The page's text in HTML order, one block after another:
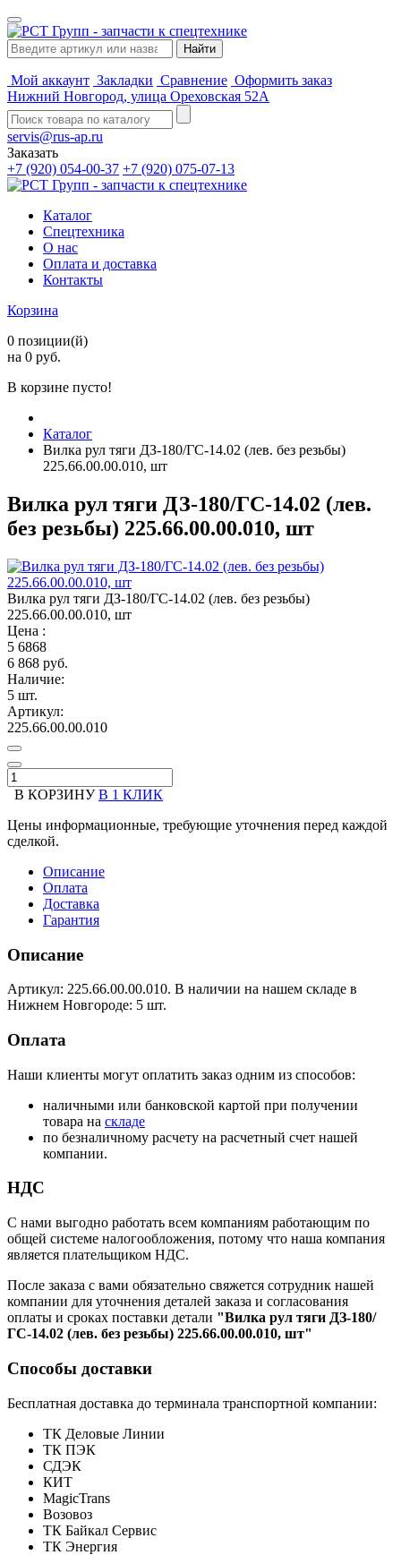
Мой аккаунт Закладки Сравнение Оформить заказ
Нижний Новгород, улица Ореховская 52А
servis@rus-ap.ru
Заказать
+7 (920) 054-00-37 +7 (920) 075-07-13
Каталог
Спецтехника
О нас
Оплата и доставка
Контакты
Корзина
0 позиции(й)
на 0 руб.
В корзине пусто!
Каталог
Вилка рул тяги ДЗ-180/ГС-14.02 (лев. без резьбы)
225.66.00.00.010, шт
Вилка рул тяги ДЗ-180/ГС-14.02 (лев.
без резьбы) 225.66.00.00.010, шт
Вилка рул тяги ДЗ-180/ГС-14.02 (лев. без резьбы)
225.66.00.00.010, шт
Цена :
5 6868
6 868 руб.
Наличие:
5 шт.
Артикул:
225.66.00.00.010
В КОРЗИНУ В 1 КЛИК
Цены информационные, требующие уточнения перед каждой
сделкой.
Описание
Оплата
Доставка
Гарантия
Описание
Артикул: 225.66.00.00.010. В наличии на нашем складе в
Нижнем Новгороде: 5 шт.
Оплата
Наши клиенты могут оплатить заказ одним из способов:
наличными или банковской картой при получении
товара на складе
по безналичному расчету на расчетный счет нашей
компании.
НДС
С нами выгодно работать всем компаниям работающим по
общей системе налогообложения, потому что наша компания
является плательщиком НДС.
После заказа с вами обязательно свяжется сотрудник нашей
компании для уточнения деталей заказа и согласования
оплаты и сроках поставки детали "Вилка рул тяги ДЗ-180/
ГС-14.02 (лев. без резьбы) 225.66.00.00.010, шт"
Способы доставки
Бесплатная доставка до терминала транспортной компании:
ТК Деловые Линии
ТК ПЭК
СДЭК
КИТ
MagicTrans
Возовоз
ТК Байкал Сервис
ТК Энергия